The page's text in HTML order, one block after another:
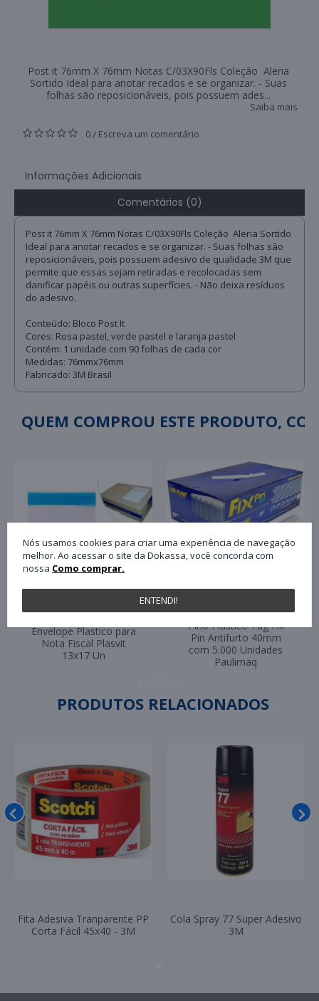
Post it 76mm X 76mm Notas C/03X90Fls Coleção Aleria
Sortido Ideal para anotar recados e se organizar. - Suas
folhas são reposicionáveis, pois possuem ades...
Saiba mais
0 / Escreva um comentário
Informações Adicionais
Comentários (0)
Post it 76mm X 76mm Notas C/03X90Fls Coleção Aleria Sortido
Ideal para anotar recados e se organizar. - Suas folhas são
reposicionáveis, pois possuem adesivo de qualidade 3M que
permite que essas sejam retiradas e recolocadas sem
danificar papéis ou outras superfícies. - Não deixa resíduos
do adesivo.
Conteúdo: Bloco Post It
Cores: Rosa pastel, verde pastel e laranja pastel
Contém: 1 unidade com 90 folhas de cada cor
Medidas: 76mmx76mm
Fabricado: 3M Brasil
QUEM COMPROU ESTE PRODUTO,
Envelope Plastico para
Nota Fiscal Plasvit
13x17 Un
Pino Plástico Tag Fix
Pin Antifurto 40mm
com 5.000 Unidades
Paulimaq
PRODUTOS RELACIONADOS
Fita Adesiva Tranparente PP
Corta Fácil 45x40 - 3M
Cola Spray 77 Super Adesivo
3M
Nós usamos cookies para criar uma experiência de navegação
melhor. Ao acessar o site da Dokassa, você concorda com
nossa Como comprar.
ENTENDI!